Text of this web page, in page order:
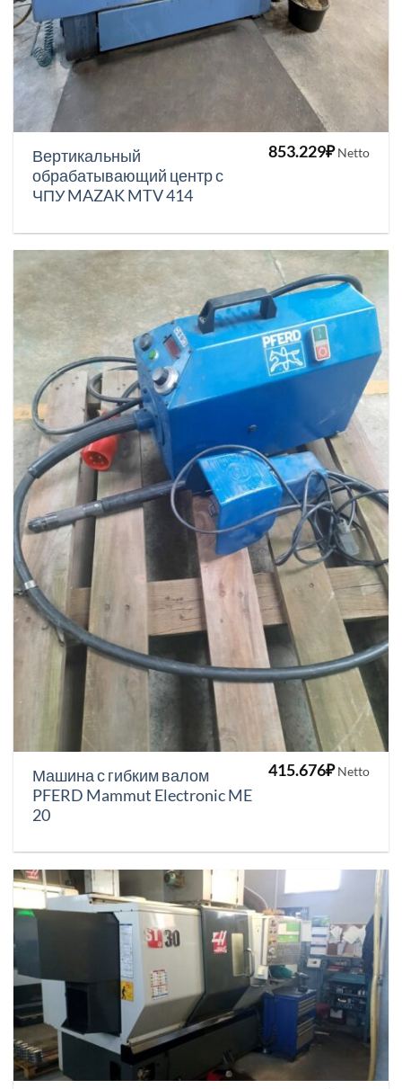
Вертикальный
обрабатывающий центр с
ЧПУ MAZAK MTV 414
853.229₽ Netto
Машина с гибким валом
PFERD Mammut Electronic ME
20
415.676₽ Netto